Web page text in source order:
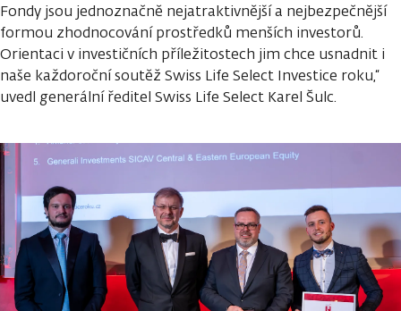
Fondy jsou jednoznačně nejatraktivnější a nejbezpečnější
formou zhodnocování prostředků menších investorů.
Orientaci v investičních příležitostech jim chce usnadnit i
naše každoroční soutěž Swiss Life Select Investice roku,“
uvedl generální ředitel Swiss Life Select Karel Šulc.